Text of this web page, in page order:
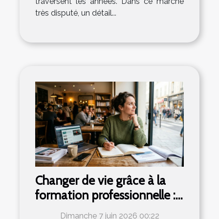
très disputé, un détail...
Changer de vie grâce à la
formation professionnelle :
mythe ou réalité ?
Dimanche 7 juin 2026 00:22